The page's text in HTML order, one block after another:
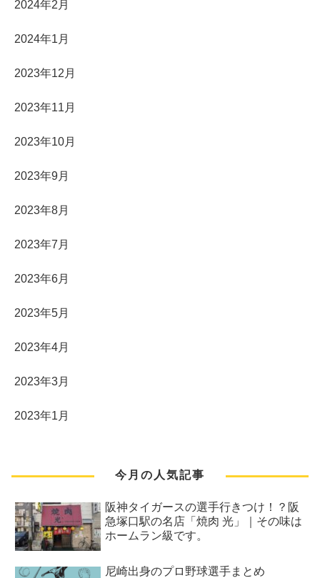
2024年2月
2024年1月
2023年12月
2023年11月
2023年10月
2023年9月
2023年8月
2023年7月
2023年6月
2023年5月
2023年4月
2023年3月
2023年1月
今月の人気記事
阪神タイガースの選手行きつけ！？阪
急塚口駅の名店「焼肉 光」｜その味は
ホームラン級です。
尼崎出身のプロ野球選手まとめ